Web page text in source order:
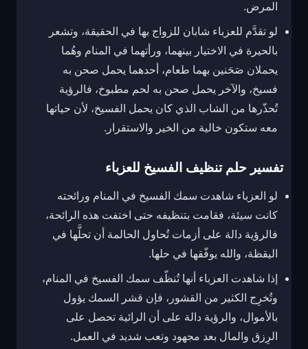
المرض.
لو تقدَّم للعزباء شابان للزواج بها في الحقيقة، وتشعر
بالحيرة في الاختيار بينهما، ورأتهما في المنام وهُما
يحملان صَحَنين بهما طعام، أحدهما يحمل صحن به
فسيخ، والآخر يحمل صحن به لحم مطبوخ، فالرؤية
تُحذّرها من الشاب الذي كان يحمل الفسيخ، لأن حياتها
معه ستكون خالية من الخير والاستقرار.
تفسير حلم تنظيف الفسيخ للعزباء
لو العزباء شاهدت سمك الفسيخ في المنام ورائحته
كانت سيئة، فقامت بتنظيفه حتى اختفت هذه الرائحة،
فالرؤية دالة على أزمات تُحاول الحالمة أن تحلَّها في
اليقظة، والله يوفّقها في حلها.
إذا شاهدت العزباء أنها تُنظّف سمك الفسيخ في المنام،
وتُخرِج الكثير من القشور، فإن قشر السمك يؤول
بالأموال، والرؤية دالة على أن الرائية تحصل على
الرِزق والمال بعد مجهود وتعب شديد في العمل.